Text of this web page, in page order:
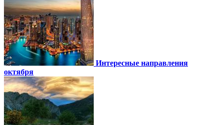
Интересные направления
октября